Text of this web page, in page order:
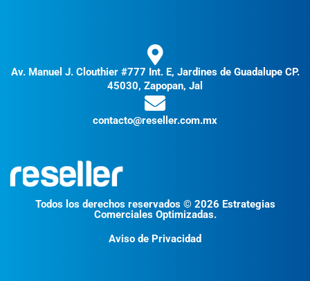
Av. Manuel J. Clouthier #777 Int. E, Jardines de Guadalupe CP.
45030, Zapopan, Jal
contacto@reseller.com.mx
Todos los derechos reservados © 2026 Estrategias
Comerciales Optimizadas.
Aviso de Privacidad